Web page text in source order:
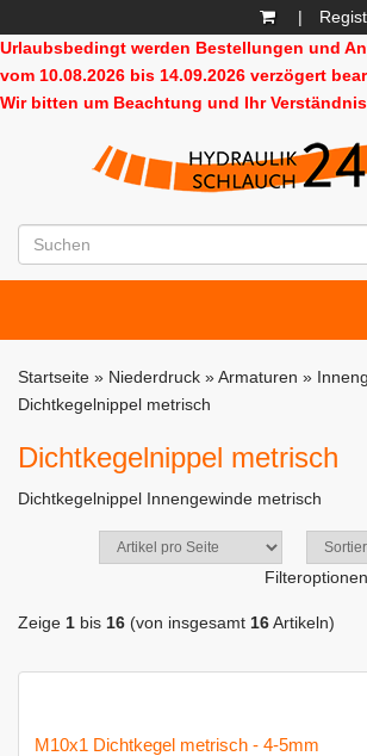
|
Urlaubsbedingt werden Bestellungen und
vom 10.08.2026 bis 14.09.2026 verzögert
Wir bitten um Beachtung und Ihr
Startseite » Niederdruck »Armaturen »
Dichtkegelnippel metrisch
Dichtkegelnippel metrisch
Dichtkegelnippel Innengewinde metrisch
Zeige 1 bis 16 (von insgesamt 16Artikeln)
M10x1 Dichtkegel metrisch - 4-5mm